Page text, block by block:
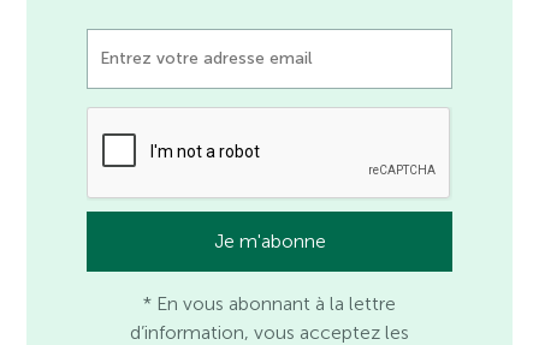
* En vous abonnant à la lettre
d’information, vous acceptez les